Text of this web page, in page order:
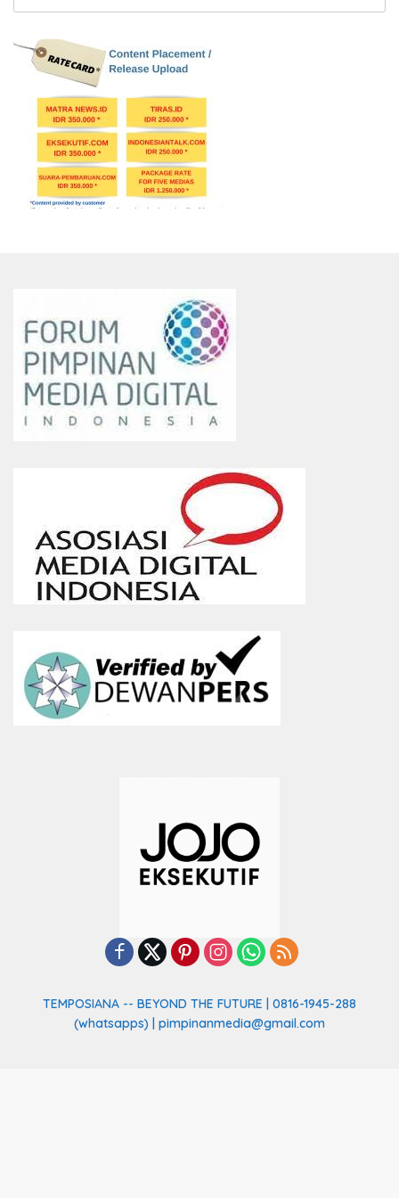
untuk:
TEMPOSIANA -- BEYOND THE FUTURE | 0816-1945-288
(whatsapps) | pimpinanmedia@gmail.com